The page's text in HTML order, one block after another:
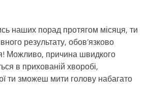
наших порад протягом місяця, ти
результату, обов’язково
Можливо, причина швидкого
в прихованій хворобі,
ти зможеш мити голову набагато